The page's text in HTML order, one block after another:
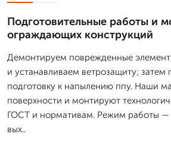
Подготовительные работы и
ограждающих конструкций
Демонтируем поврежденные
и устанавливаем ветрозащиту; затем
подготовку к напылению ппу. Наши
поверхности и монтируют
ГОСТ и нормативам. Режим работы
вых..